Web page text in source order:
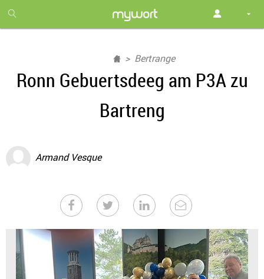
month
free
Bertrange
Ronn Gebuertsdeeg am P3A zu
Bartreng
Armand Vesque